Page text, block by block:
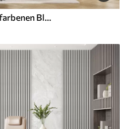
Glyzinienblüten mit lilafarbenen Blütenblättern und grünen Blättern, die von den Zweigen hängen, weiche Pastellfarben, pastellfarbener Hintergrund